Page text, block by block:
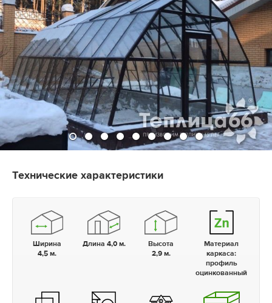
Технические характеристики
Ширина
4,5 м.
Длина 4,0 м.
Высота
2,9 м.
Материал
каркаса:
профиль
оцинкованный